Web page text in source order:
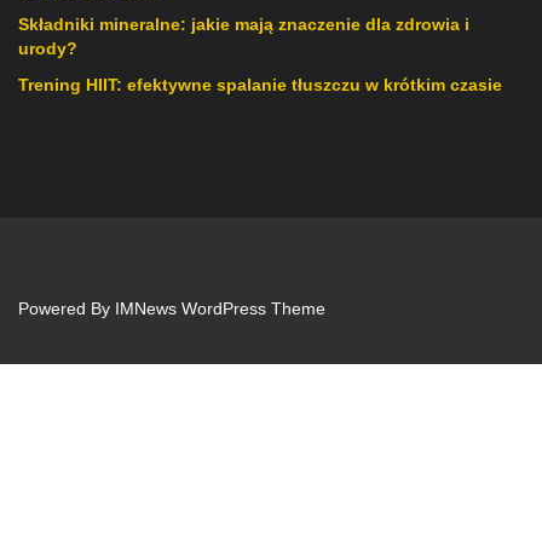
Składniki mineralne: jakie mają znaczenie dla zdrowia i
urody?
Trening HIIT: efektywne spalanie tłuszczu w krótkim czasie
Powered By IMNews WordPress Theme